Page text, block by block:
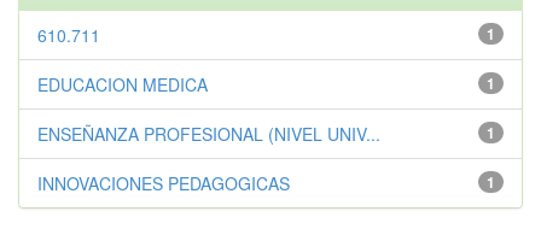
1
610.711
1
EDUCACION MEDICA
1
ENSEÑANZA PROFESIONAL (NIVEL UNIV...
1
INNOVACIONES PEDAGOGICAS